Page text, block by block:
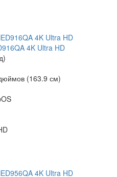
4K Ultra HD
(163.9 см)